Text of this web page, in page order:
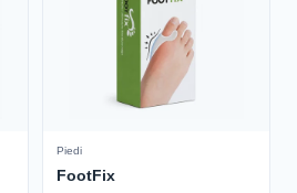
Piedi
FootFix